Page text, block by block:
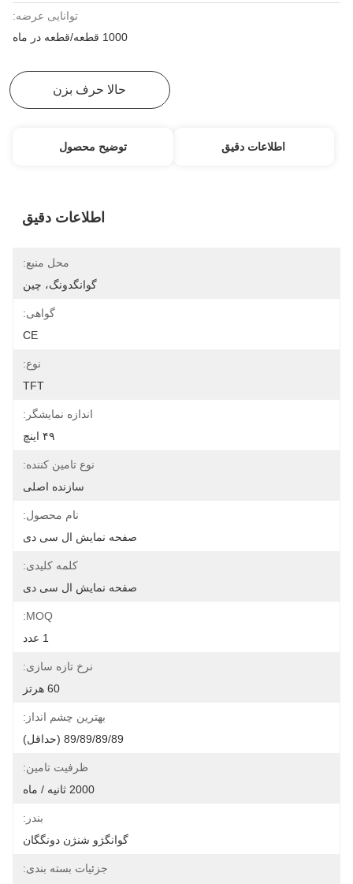
توانایی عرضه:
1000 قطعه/قطعه در ماه
حالا حرف بزن
اطلاعات دقیق توضیح محصول
اطلاعات دقیق
محل منبع:
گوانگدونگ، چین
گواهی:
CE
نوع:
TFT
اندازه نمایشگر:
۴۹ اینچ
نوع تامین کننده:
سازنده اصلی
نام محصول:
صفحه نمایش ال سی دی
کلمه کلیدی:
صفحه نمایش ال سی دی
MOQ:
نرخ تازه سازی:
60 هرتز
بهترین چشم انداز:
89/89/89/89 (حداقل)
ظرفیت تامین:
2000 ثانیه / ماه
بندر:
گوانگژو شنژن دونگگان
جزئیات بسته بندی: